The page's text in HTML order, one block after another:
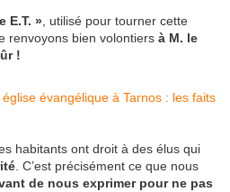
E.T. » , utilisé pour tourner cette
renvoyons bien volontiers à M. le
!
habitants ont droit à des élus qui
. C’est précisément ce que nous
de nous exprimer pour ne pas